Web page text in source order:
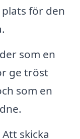
för den
som en
ge tröst
som en
Att skicka